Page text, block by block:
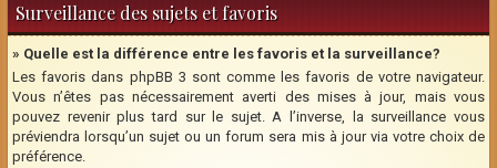
Surveillance des sujets et favoris
» Quelle est la différence entre les favoris et la surveillance?
Les favoris dans phpBB 3 sont comme les favoris de votre navigateur.
Vous n’êtes pas nécessairement averti des mises à jour, mais vous
pouvez revenir plus tard sur le sujet. A l’inverse, la surveillance vous
préviendra lorsqu’un sujet ou un forum sera mis à jour via votre choix de
préférence.